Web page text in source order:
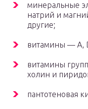
минеральные
натрий и
другие;
витамины — А,
витамины
холин и
пантотеновая